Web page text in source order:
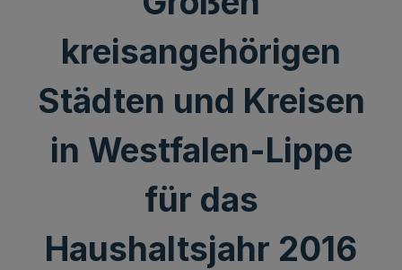
kreisangehörigen
Städten und Kreisen
in Westfalen-Lippe
für das
Haushaltsjahr 2016